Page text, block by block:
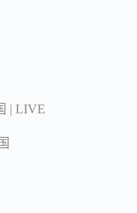
| LIVE